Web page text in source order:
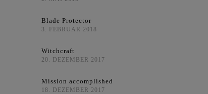
Blade Protector
3. FEBRUAR 2018
Witchcraft
20. DEZEMBER 2017
Mission accomplished
18. DEZEMBER 2017